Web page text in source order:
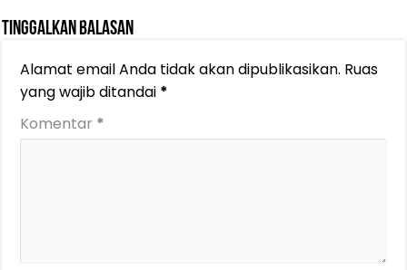
Tinggalkan Balasan
Alamat email Anda tidak akan dipublikasikan. Ruas
yang wajib ditandai *
Komentar *